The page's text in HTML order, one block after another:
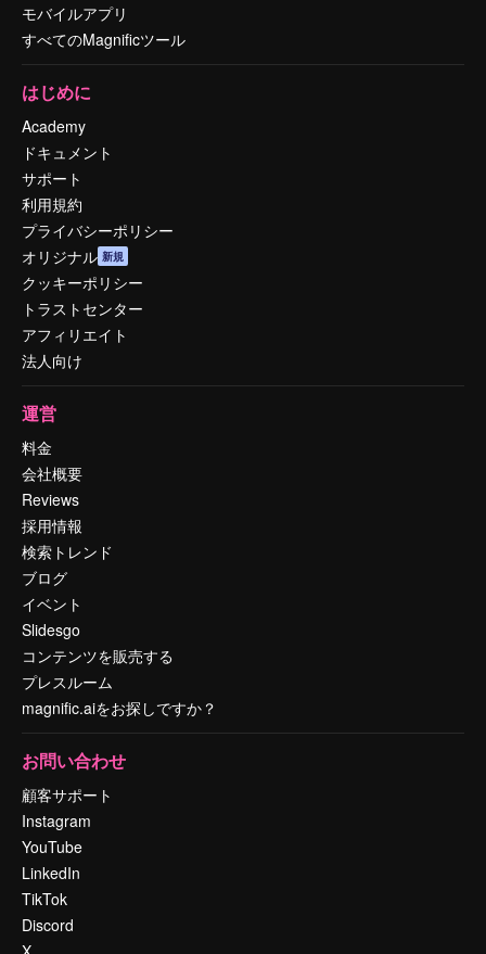
モバイルアプリ
すべてのMagnificツール
はじめに
Academy
ドキュメント
サポート
利用規約
プライバシーポリシー
オリジナル 新規
クッキーポリシー
トラストセンター
アフィリエイト
法人向け
運営
料金
会社概要
Reviews
採用情報
検索トレンド
ブログ
イベント
Slidesgo
コンテンツを販売する
プレスルーム
magnific.aiをお探しですか？
お問い合わせ
顧客サポート
Instagram
YouTube
LinkedIn
TikTok
Discord